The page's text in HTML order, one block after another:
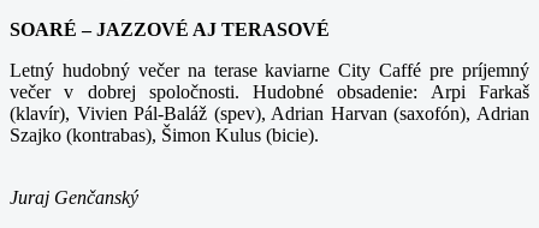
SOARÉ – JAZZOVÉ AJ TERASOVÉ
Letný hudobný večer na terase kaviarne City Caffé pre príjemný
večer v dobrej spoločnosti. Hudobné obsadenie: Arpi Farkaš
(klavír), Vivien Pál-Baláž (spev), Adrian Harvan (saxofón), Adrian
Szajko (kontrabas), Šimon Kulus (bicie).
Juraj Genčanský